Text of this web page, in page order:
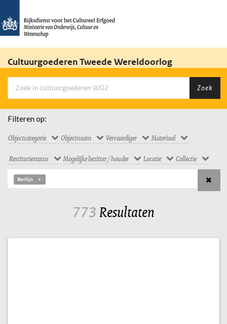
Cultuurgoederen Tweede Wereldoorlog
Zoek
Filteren op:
Objectcategorie Objectnaam Vervaardiger Materiaal
Restitutiestatus Mogelijke bezitter / houder Locatie Collectie
Berlijn
773Resultaten